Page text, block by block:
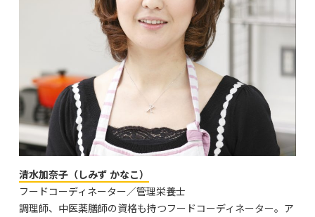
清水加奈子（しみず かなこ）
フードコーディネーター／管理栄養士
調理師、中医薬膳師の資格も持つフードコーディネーター。ア